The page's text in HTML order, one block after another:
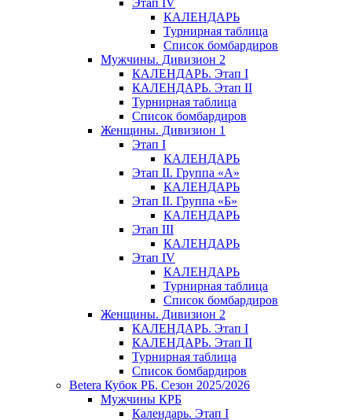
Этап IV
КАЛЕНДАРЬ
Турнирная таблица
Список бомбардиров
Мужчины. Дивизион 2
КАЛЕНДАРЬ. Этап I
КАЛЕНДАРЬ. Этап II
Турнирная таблица
Список бомбардиров
Женщины. Дивизион 1
Этап I
КАЛЕНДАРЬ
Этап II. Группа «А»
КАЛЕНДАРЬ
Этап II. Группа «Б»
КАЛЕНДАРЬ
Этап III
КАЛЕНДАРЬ
Этап IV
КАЛЕНДАРЬ
Турнирная таблица
Список бомбардиров
Женщины. Дивизион 2
КАЛЕНДАРЬ. Этап I
КАЛЕНДАРЬ. Этап II
Турнирная таблица
Список бомбардиров
Betera Кубок РБ. Сезон 2025/2026
Мужчины КРБ
Календарь. Этап I